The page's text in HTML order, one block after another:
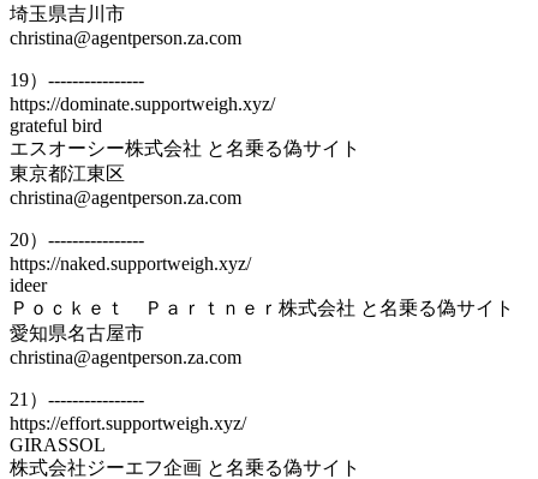
埼玉県吉川市
christina@agentperson.za.com
19）----------------
https://dominate.supportweigh.xyz/
grateful bird
エスオーシー株式会社 と名乗る偽サイト
東京都江東区
christina@agentperson.za.com
20）----------------
https://naked.supportweigh.xyz/
ideer
Ｐｏｃｋｅｔ Ｐａｒｔｎｅｒ株式会社 と名乗る偽サイト
愛知県名古屋市
christina@agentperson.za.com
21）----------------
https://effort.supportweigh.xyz/
GIRASSOL
株式会社ジーエフ企画 と名乗る偽サイト